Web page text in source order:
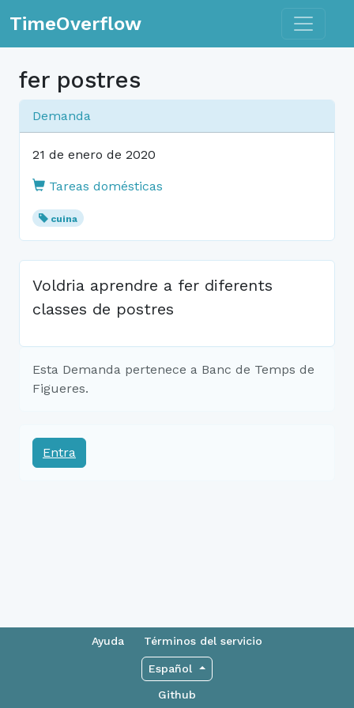
TimeOverflow Toggle
fer postres
Demanda
21 de enero de 2020
Tareas domésticas
cuina
Voldria aprendre a fer diferents
classes de postres
Esta Demanda pertenece a Banc de Temps de
Figueres.
Entra
Ayuda Términos del servicio
Español
Github